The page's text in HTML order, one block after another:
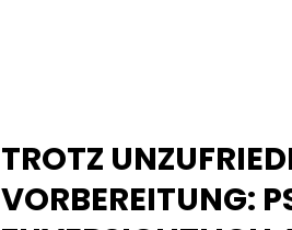
TROTZ
VORBEREITUNG: